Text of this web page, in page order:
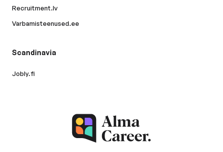
Recruitment.lv
Varbamisteenused.ee
Scandinavia
Jobly.fi